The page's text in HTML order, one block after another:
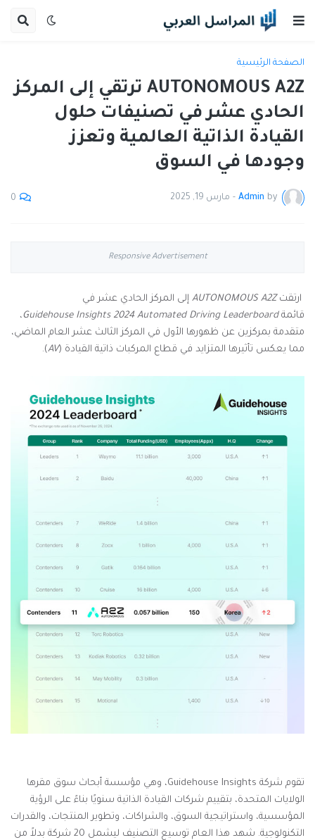
الصفحة الرئيسية
AUTONOMOUS A2Z ترتقي إلى المركز
الحادي عشر في تصنيفات حلول
القيادة الذاتية العالمية وتعزز
وجودها في السوق
by
Admin
- مارس 19, 2025 0
Responsive Advertisement
ارتقتAUTONOMOUS A2Z إلى المركز الحادي عشر في
قائمةGuidehouse Insights 2024 Automated Driving Leaderboard،
متقدمة بمركزين عن ظهورها الأول في المركز الثالث عشر العام الماضي،
مما يعكس تأثيرها المتزايد في قطاع المركبات ذاتية القيادة (AV
).
تقوم شركة Guidehouse Insights، وهي مؤسسة أبحاث سوق مقرها
الولايات المتحدة، بتقييم شركات القيادة الذاتية سنويًا بناءً على الرؤية
المؤسسية، واستراتيجية السوق، والشراكات، وتطوير المنتجات، والقدرات
التكنولوجية. شهد هذا العام توسيع التصنيف ليشمل 20 شركة بدلاً من